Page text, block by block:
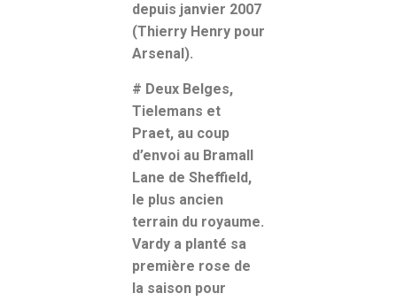
depuis janvier 2007
(Thierry Henry pour
Arsenal).
# Deux Belges,
Tielemans et
Praet, au coup
d’envoi au Bramall
Lane de Sheffield,
le plus ancien
terrain du royaume.
Vardy a planté sa
première rose de
la saison pour